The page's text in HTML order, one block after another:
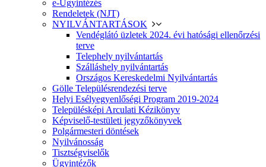
e-Ügyintézés
Rendeletek (NJT)
NYILVÁNTARTÁSOK
Vendéglátó üzletek 2024. évi hatósági ellenőrzési
terve
Telephely nyilvántartás
Szálláshely nyilvántartás
Országos Kereskedelmi Nyilvántartás
Gölle Településrendezési terve
Helyi Esélyegyenlőségi Program 2019-2024
Településképi Arculati Kézikönyv
Képviselő-testületi jegyzőkönyvek
Polgármesteri döntések
Nyilvánosság
Tisztségviselők
Ügyintézők